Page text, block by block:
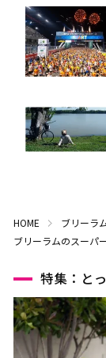
HOME ブリーラ
ブリーラムのスーパ
特集：と